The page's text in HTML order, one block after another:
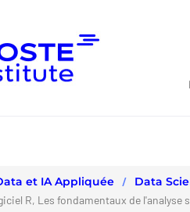
et IA Appliquée Data
R, Les fondamentaux de l'analyse